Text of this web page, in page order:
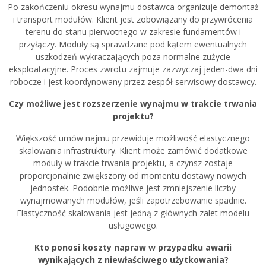
Po zakończeniu okresu wynajmu dostawca organizuje demontaż
i transport modułów. Klient jest zobowiązany do przywrócenia
terenu do stanu pierwotnego w zakresie fundamentów i
przyłączy. Moduły są sprawdzane pod kątem ewentualnych
uszkodzeń wykraczających poza normalne zużycie
eksploatacyjne. Proces zwrotu zajmuje zazwyczaj jeden-dwa dni
robocze i jest koordynowany przez zespół serwisowy dostawcy.
Czy możliwe jest rozszerzenie wynajmu w trakcie trwania
projektu?
Większość umów najmu przewiduje możliwość elastycznego
skalowania infrastruktury. Klient może zamówić dodatkowe
moduły w trakcie trwania projektu, a czynsz zostaje
proporcjonalnie zwiększony od momentu dostawy nowych
jednostek. Podobnie możliwe jest zmniejszenie liczby
wynajmowanych modułów, jeśli zapotrzebowanie spadnie.
Elastyczność skalowania jest jedną z głównych zalet modelu
usługowego.
Kto ponosi koszty napraw w przypadku awarii
wynikających z niewłaściwego użytkowania?